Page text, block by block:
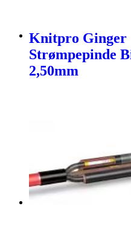
Knitpro Ginger
Strømpepinde
2,50mm